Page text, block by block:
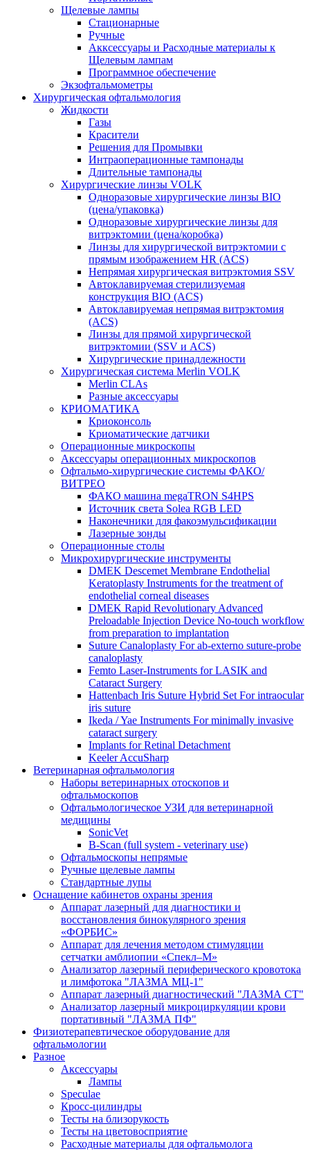
Щелевые лампы
Стационарные
Ручные
Акксессуары и Расходные материалы к
Щелевым лампам
Программное обеспечение
Экзофтальмометры
Хирургическая офтальмология
Жидкости
Газы
Красители
Решения для Промывки
Интраоперационные тампонады
Длительные тампонады
Хирургические линзы VOLK
Одноразовые хирургические линзы BIO
(цена/упаковка)
Одноразовые хирургические линзы для
витрэктомии (цена/коробка)
Линзы для хирургической витрэктомии с
прямым изображением HR (ACS)
Непрямая хирургическая витрэктомия SSV
Автоклавируемая стерилизуемая
конструкция BIO (ACS)
Автоклавируемая непрямая витрэктомия
(ACS)
Линзы для прямой хирургической
витрэктомии (SSV и ACS)
Хирургические принадлежности
Хирургическая система Merlin VOLK
Merlin CLAs
Разные аксессуары
КРИОМАТИКА
Криоконсоль
Криоматические датчики
Операционные микроскопы
Аксессуары операционных микроскопов
Офтальмо-хирургические системы ФАКО/
ВИТРЕО
ФАКО машина megaTRON S4HPS
Источник света Solea RGB LED
Наконечники для факоэмульсификации
Лазерные зонды
Операционные столы
Микрохирургические инструменты
DMEK Descemet Membrane Endothelial
Keratoplasty Instruments for the treatment of
endothelial corneal diseases
DMEK Rapid Revolutionary Advanced
Preloadable Injection Device No-touch workflow
from preparation to implantation
Suture Canaloplasty For ab-externo suture-probe
canaloplasty
Femto Laser-Instruments for LASIK and
Cataract Surgery
Hattenbach Iris Suture Hybrid Set For intraocular
iris suture
Ikeda / Yae Instruments For minimally invasive
cataract surgery
Implants for Retinal Detachment
Keeler AccuSharp
Ветеринарная офтальмология
Наборы ветеринарных отоскопов и
офтальмоскопов
Офтальмологическое УЗИ для ветеринарной
медицины
SonicVet
B-Scan (full system - veterinary use)
Офтальмоскопы непрямые
Ручные щелевые лампы
Стандартные лупы
Оснащение кабинетов охраны зрения
Аппарат лазерный для диагностики и
восстановления бинокулярного зрения
«ФОРБИС»
Аппарат для лечения методом стимуляции
сетчатки амблиопии «Спекл–М»
Анализатор лазерный периферического кровотока
и лимфотока "ЛАЗМА МЦ-1"
Аппарат лазерный диагностический "ЛАЗМА СТ"
Анализатор лазерный микроциркуляции крови
портативный "ЛАЗМА ПФ"
Физиотерапевтическое оборудование для
офтальмологии
Разное
Аксессуары
Лампы
Speculae
Кросс-цилиндры
Тесты на близорукость
Тесты на цветовосприятие
Расходные материалы для офтальмолога